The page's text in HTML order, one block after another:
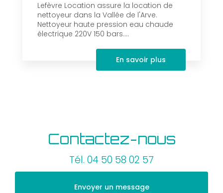
Lefèvre Location assure la location de
nettoyeur dans la Vallée de l'Arve.
Nettoyeur haute pression eau chaude
électrique 220V 150 bars....
En savoir plus
Contactez-nous
Tél. 04 50 58 02 57
Envoyer un message